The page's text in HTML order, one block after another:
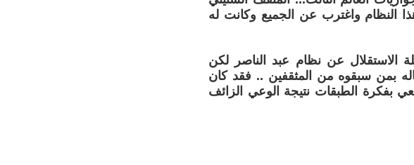
النظام واغترب عن الجميع وكانت له
الاستقلال عن نظام عبد الناصر لكن
بمن سبقوه من المثقفين .. فقد كان
بفكرة الطبقات نتيجة الوعي الزائف